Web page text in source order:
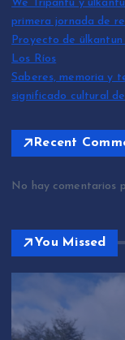
We Tripantü y
primera jornada de
Proyecto de
Los Ríos
Saberes, memoria y
significado cultural
Recent
No hay comentarios
You Missed